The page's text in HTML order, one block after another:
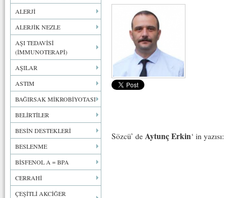
ALERJİ
ALERJİK NEZLE
AŞI TEDAVİSİ
(İMMUNOTERAPİ)
AŞILAR
ASTIM
BAĞIRSAK MİKROBİYOTASI
BELİRTİLER
BESİN DESTEKLERİ
BESLENME
BİSFENOL A = BPA
CERRAHİ
ÇEŞİTLİ AKCİĞER
Sözcü’ de Aytunç Erkin‘ in yazısı: